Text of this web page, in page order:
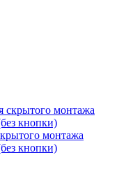
монтажа
кнопки)